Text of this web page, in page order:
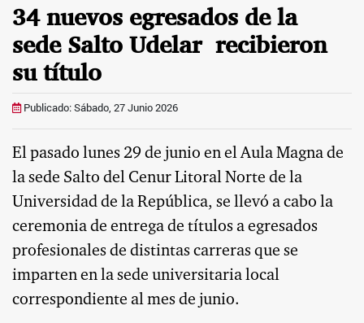
34 nuevos egresados de la
sede Salto Udelar recibieron
su título
Publicado: Sábado, 27 Junio 2026
El pasado lunes 29 de junio en el Aula Magna de
la sede Salto del Cenur Litoral Norte de la
Universidad de la República, se llevó a cabo la
ceremonia de entrega de títulos a egresados
profesionales de distintas carreras que se
imparten en la sede universitaria local
correspondiente al mes de junio.